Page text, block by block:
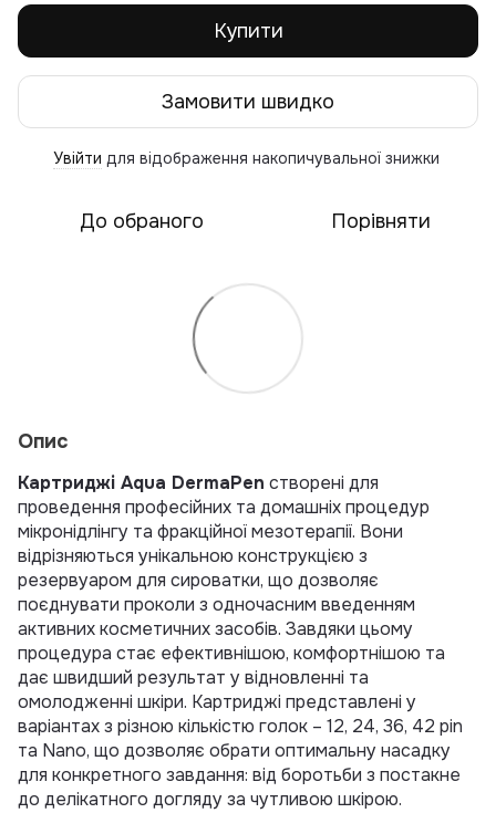
Купити
Замовити швидко
Увійти для відображення накопичувальної знижки
До обраного Порівняти
Опис
Картриджі Aqua DermaPen створені для
проведення професійних та домашніх процедур
мікронідлінгу та фракційної мезотерапії. Вони
відрізняються унікальною конструкцією з
резервуаром для сироватки, що дозволяє
поєднувати проколи з одночасним введенням
активних косметичних засобів. Завдяки цьому
процедура стає ефективнішою, комфортнішою та
дає швидший результат у відновленні та
омолодженні шкіри. Картриджі представлені у
варіантах з різною кількістю голок – 12, 24, 36, 42 pin
та Nano, що дозволяє обрати оптимальну насадку
для конкретного завдання: від боротьби з постакне
до делікатного догляду за чутливою шкірою.